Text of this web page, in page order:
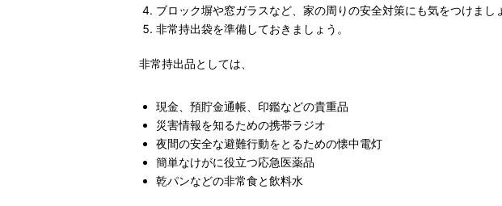
ブロック塀や窓ガラスなど、家の周りの安全対策にも気をつけまし
非常持出袋を準備しておきましょう。
非常持出品としては、
現金、預貯金通帳、印鑑などの貴重品
災害情報を知るための携帯ラジオ
夜間の安全な避難行動をとるための懐中電灯
簡単なけがに役立つ応急医薬品
乾パンなどの非常食と飲料水